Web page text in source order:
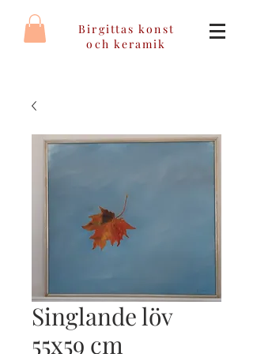
Birgittas konst
och keramik
Singlande löv
55x59 cm